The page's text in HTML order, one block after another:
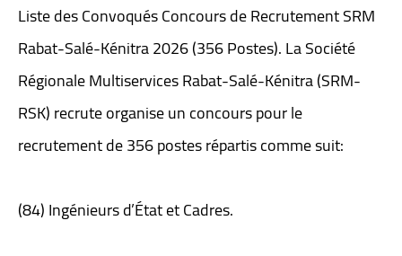
Liste des Convoqués Concours de Recrutement SRM
Rabat-Salé-Kénitra 2026 (356 Postes). La Société
Régionale Multiservices Rabat-Salé-Kénitra (SRM-
RSK) recrute organise un concours pour le
recrutement de 356 postes répartis comme suit:
(84) Ingénieurs d’État et Cadres.